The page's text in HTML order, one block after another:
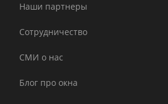
Наши партнеры
Сотрудничество
СМИ о нас
Блог про окна